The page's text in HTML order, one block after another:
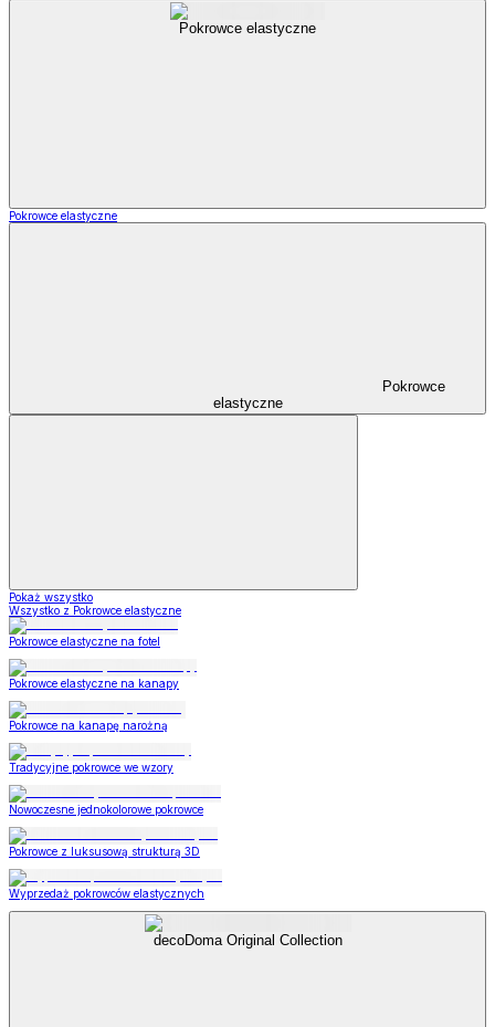
Pokrowce elastyczne
Pokrowce elastyczne
Pokrowce
elastyczne
Pokaż wszystko
Wszystko z Pokrowce elastyczne
Pokrowce elastyczne na fotel
Pokrowce elastyczne na kanapy
Pokrowce na kanapę narożną
Tradycyjne pokrowce we wzory
Nowoczesne jednokolorowe pokrowce
Pokrowce z luksusową strukturą 3D
Wyprzedaż pokrowców elastycznych
decoDoma Original Collection